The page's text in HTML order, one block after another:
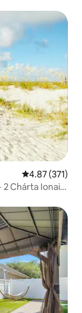
Meánrátáil
4.87 (371)
2 Chárta Ionaid